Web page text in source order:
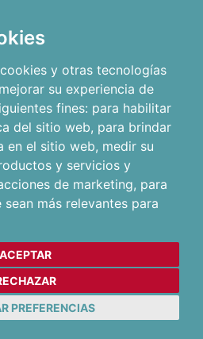
y otras tecnologías
su experiencia de
fines: para habilitar
del sitio web, para brindar
en el sitio web, medir su
y servicios y
de marketing, para
más relevantes para
ACEPTAR
PREFERENCIAS